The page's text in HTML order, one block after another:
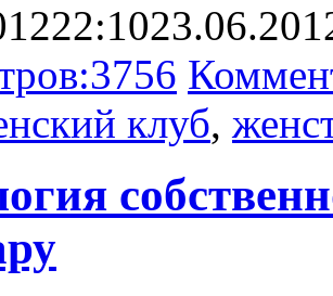
22:10
3756
клуб,